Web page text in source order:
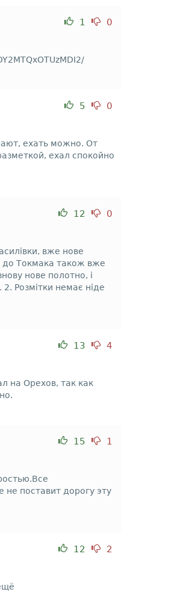
1 0
5 0
ехать можно. От
ехал спокойно
12 0
вже нове
до Токмака також вже
нове полотно, і
Розмітки немає ніде
13 4
на Орехов, так как
15 1
поставит дорогу эту
12 2